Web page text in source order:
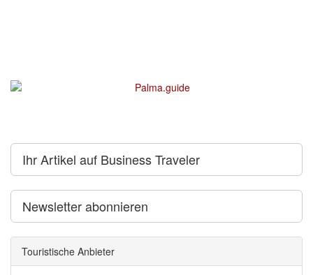
Ihr Artikel auf Business Traveler
Newsletter abonnieren
Touristische Anbieter